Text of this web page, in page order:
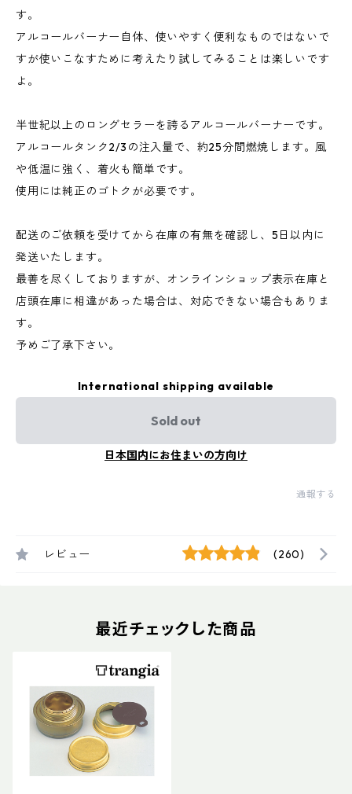
す。
アルコールバーナー自体、使いやすく便利なものではないで
すが使いこなすために考えたり試してみることは楽しいです
よ。
半世紀以上のロングセラーを誇るアルコールバーナーです。
アルコールタンク2/3の注入量で、約25分間燃焼します。風
や低温に強く、着火も簡単です。
使用には純正のゴトクが必要です。
配送のご依頼を受けてから在庫の有無を確認し、5日以内に
発送いたします。
最善を尽くしておりますが、オンラインショップ表示在庫と
店頭在庫に相違があった場合は、対応できない場合もありま
す。
予めご了承下さい。
International shipping available
Sold out
日本国内にお住まいの方向け
通報する
レビュー (260)
最近チェックした商品